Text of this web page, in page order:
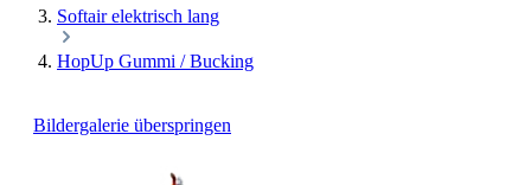
Softair elektrisch lang
HopUp Gummi / Bucking
Bildergalerie überspringen